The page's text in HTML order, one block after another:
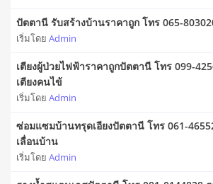
ปัตตานี รับสร้างบ้านราคาถูก โทร 065-
เริ่มโดย Admin
เตียงผู้ป่วยไฟฟ้าราคาถูกปัตตานี โทร 099-
เตียงคนไข้
เริ่มโดย Admin
ซ่อมแซมบ้านทรุดเอียงปัตตานี โทร 061-
เลื่อนบ้าน
เริ่มโดย Admin